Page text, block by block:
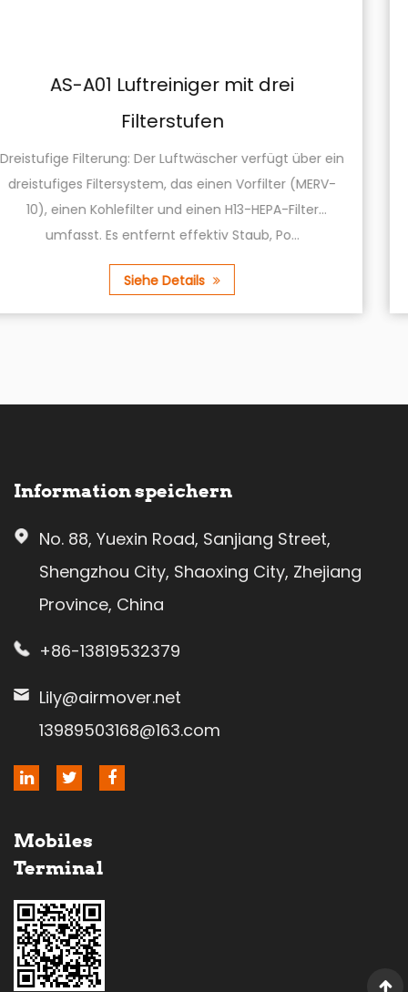
AM-B01 Trockner für dünne
mit hohem Luftvolumen
Die AM-B01-Teppichtrockner mit hohem
für dünne Teppiche sind mit einem
Motor ausgestattet, der einen hohen Luftstrom
erzeugt, um sicherzustellen, dass Ihr Teppich
Siehe Details
Information speichern
No. 88, Yuexin Road, Sanjiang Street,
Shengzhou City, Shaoxing City, Zhejiang
Province, China
+86-13819532379
Lily@airmover.net
13989503168@163.com
Mobiles
Terminal